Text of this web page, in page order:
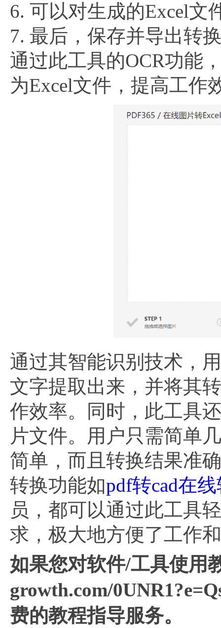
6. 可以对生成的Excel文
7. 最后，保存并导出转
通过此工具的OCR功能
为Excel文件，提高工作
通过其智能识别技术，
文字提取出来，并将其
作效率。同时，此工具
片文件。用户只需简单
简单，而且转换结果准
转换功能如pdf转cad在
员，都可以通过此工具
求，极大地方便了工作
如果您对软件/工具使用
growth.com/
费的教程指导服务。